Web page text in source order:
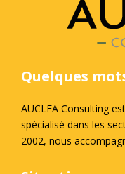
Quelques
AUCLEA Consulting
spécialisé dans les
2002, nous